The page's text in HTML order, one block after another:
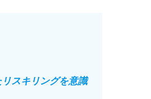
スキリングを意識